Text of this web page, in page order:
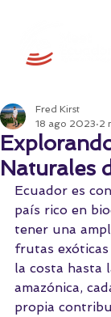
Naturales
Fred Kirst
18 ago 2023 2
Ecuador es
país rico en
tener una
frutas exóticas
la costa hasta
amazónica,
propia